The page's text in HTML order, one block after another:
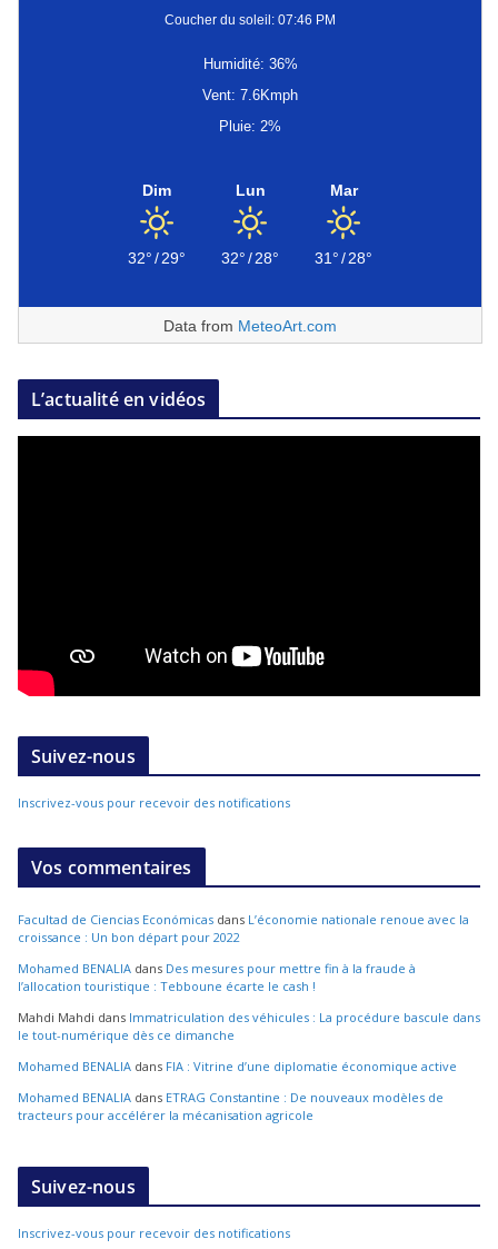
Coucher du soleil: 07:46 PM
Humidité: 36%
Vent: 7.6Kmph
Pluie: 2%
Dim
32°/29°
Lun
32°/28°
Mar
31°/28°
Data from MeteoArt.com
L’actualité en vidéos
Suivez-nous
Inscrivez-vous pour recevoir des notifications
Vos commentaires
Facultad de Ciencias Económicas dans L’économie nationale renoue avec la
croissance : Un bon départ pour 2022
Mohamed BENALIA dans Des mesures pour mettre fin à la fraude à
l’allocation touristique : Tebboune écarte le cash !
Mahdi Mahdi dans Immatriculation des véhicules : La procédure bascule dans
le tout-numérique dès ce dimanche
Mohamed BENALIA dans FIA : Vitrine d’une diplomatie économique active
Mohamed BENALIA dans ETRAG Constantine : De nouveaux modèles de
tracteurs pour accélérer la mécanisation agricole
Suivez-nous
Inscrivez-vous pour recevoir des notifications